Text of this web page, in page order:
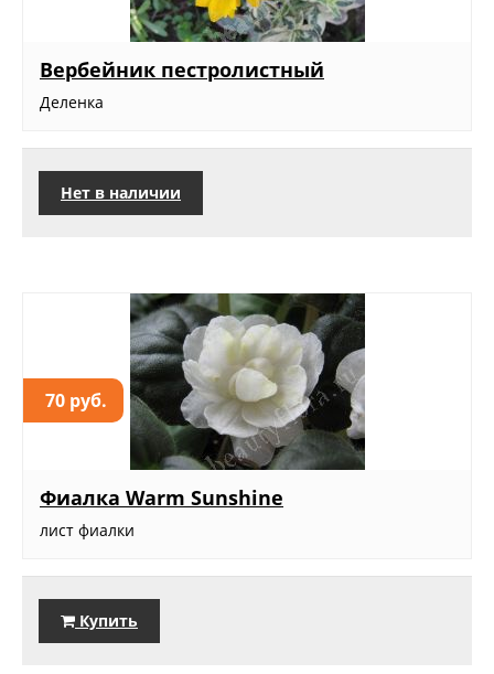
Вербейник пестролистный
Деленка
Нет в наличии
70 руб.
Фиалка Warm Sunshine
лист фиалки
Купить